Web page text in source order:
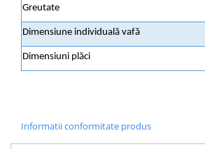
Greutate
Dimensiune individuală vafă
Dimensiuni plăci
Informatii conformitate produs